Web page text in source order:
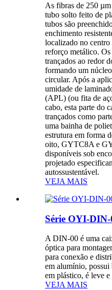
As fibras de 250
tubo solto feito de
tubos são
enchimento
localizado no
reforço metálico. Os
trançados ao redor
formando um
circular. Após a
umidade de
(APL) (ou fita de
cabo, esta parte do
trançados como
uma bainha de
estrutura em forma
oito, GYTC8A e
disponíveis sob
projetado
autossustentável.
VEJA MAIS
Série OYI-DIN-
A DIN-00 é uma
óptica para
para conexão e
em alumínio, possui
em plástico, é leve e
VEJA MAIS